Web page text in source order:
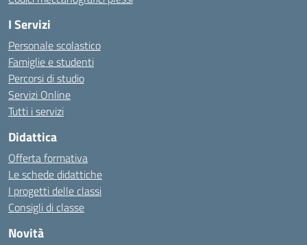
I Servizi
Personale scolastico
Famiglie e studenti
Percorsi di studio
Servizi Online
Tutti i servizi
Didattica
Offerta formativa
Le schede didattiche
I progetti delle classi
Consigli di classe
Novità